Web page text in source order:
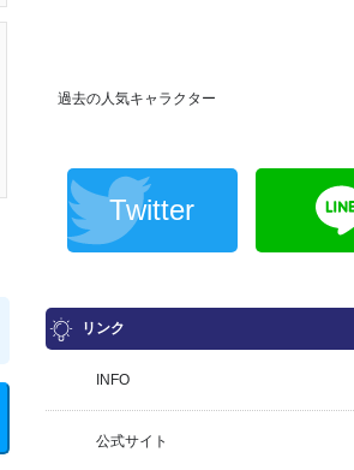
過去の人気キャラクター
Twitter
リンク
INFO
公式サイト